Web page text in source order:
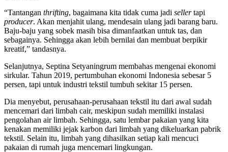
“Tantangan thrifting, bagaimana kita tidak cuma jadi sellertapi
producer. Akan menjahit ulang, mendesain ulang jadi barang baru.
Baju-baju yang sobek masih bisa dimanfaatkan untuk tas, dan
sebagainya. Sehingga akan lebih bernilai dan membuat berpikir
kreatif,” tandasnya.
Selanjutnya, Septina Setyaningrum membahas mengenai ekonomi
sirkular. Tahun 2019, pertumbuhan ekonomi Indonesia sebesar 5
persen, tapi untuk industri tekstil tumbuh sekitar 15 persen.
Dia menyebut, perusahaan-perusahaan tekstil itu dari awal sudah
mencemari dari limbah cair, meskipun sudah memiliki instalasi
pengolahan air limbah. Sehingga, satu lembar pakaian yang kita
kenakan memiliki jejak karbon dari limbah yang dikeluarkan pabrik
tekstil. Selain itu, limbah yang dihasilkan setiap kali mencuci
pakaian di rumah juga mencemari lingkungan.